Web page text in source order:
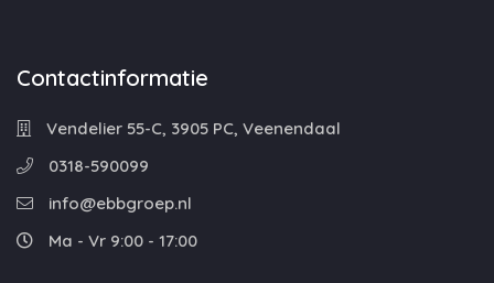
Contactinformatie
Vendelier 55-C, 3905 PC, Veenendaal
0318-590099
info@ebbgroep.nl
Ma - Vr 9:00 - 17:00